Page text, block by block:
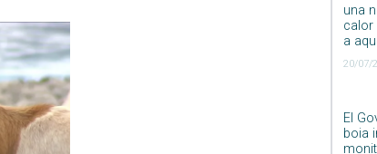
una
calor
a
20/07/
El
boia